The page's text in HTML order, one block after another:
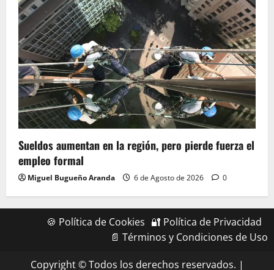
Sueldos aumentan en la región, pero pierde fuerza el
empleo formal
Miguel Bugueño Aranda 6 de Agosto de 2026 0
🍪 Política de Cookies 🔐 Política de Privacidad
📄 Términos y Condiciones de Uso
Copyright © Todos los derechos reservados. |